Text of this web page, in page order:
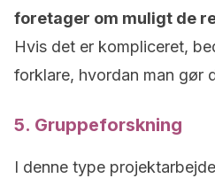
foretager om muligt de
Hvis det er kompliceret,
forklare, hvordan man gør
5. Gruppeforskning
I denne type